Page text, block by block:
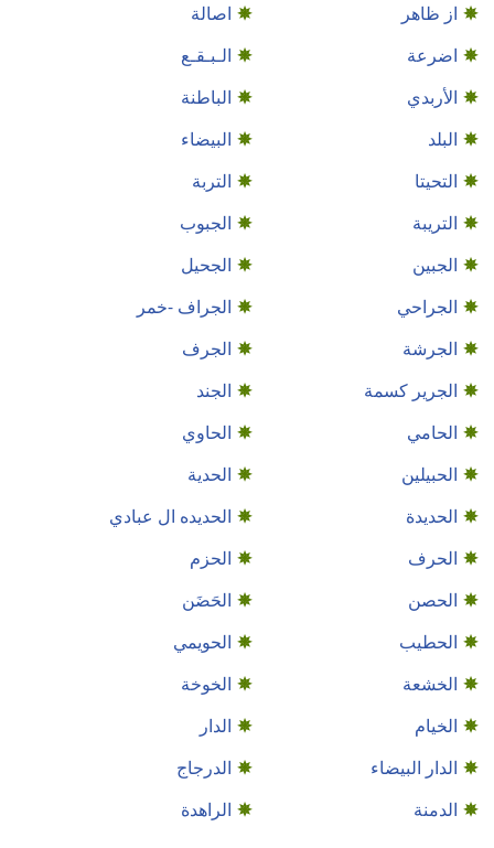
از ظاهر
اصالة
اضرعة
الـبـقـع
الأربدي
الباطنة
البلد
البيضاء
التحيتا
التربة
التريبة
الجبوب
الجبين
الجحيل
الجراحي
الجراف -خمر
الجرشة
الجرف
الجرير كسمة
الجند
الحامي
الحاوي
الحبيلين
الحدية
الحديدة
الحديده ال عبادي
الحرف
الحزم
الحصن
الحَضَن
الحطيب
الحويمي
الخشعة
الخوخة
الخيام
الدار
الدار البيضاء
الدرجاج
الدمنة
الراهدة